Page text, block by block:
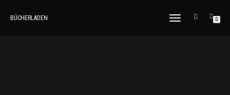
BÜCHERLADEN
TOGGLE
0